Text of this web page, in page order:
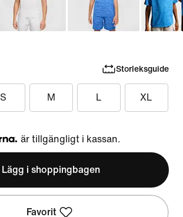
Storleksguide
S M L XL
Klarna
är tillgängligt i kassan.
Lägg i shoppingbagen
Favorit